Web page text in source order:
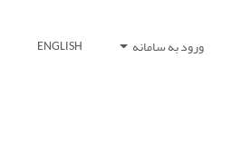
ورود به سامانه ENGLISH